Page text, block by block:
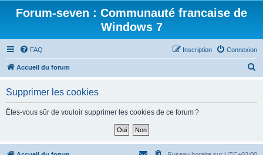
Forum-seven : Communauté francaise de
Windows 7
FAQ Connexion
Inscription
Accueil du forum
Supprimer les cookies
Êtes-vous sûr de vouloir supprimer les cookies de ce forum ?